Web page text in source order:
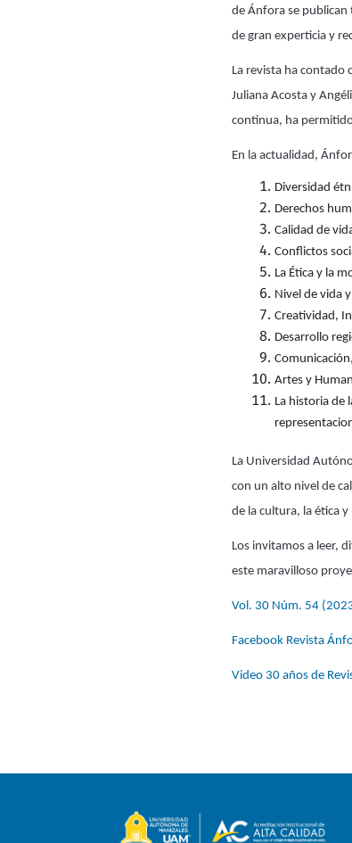
de Ánfora se
de gran experticia y
La revista ha contado
Juliana Acosta y
continua, ha
En la actualidad,
Diversidad
Derechos
Calidad de
Conflictos
La Ética y la
Nivel de vida
Creatividad,
Desarrollo
Artes y
La historia de
La Universidad
con un alto nivel de
de la cultura, la ética y
Los invitamos a leer,
este maravilloso
Vol. 30 Núm. 54
Facebook Revista
Video 30 años de